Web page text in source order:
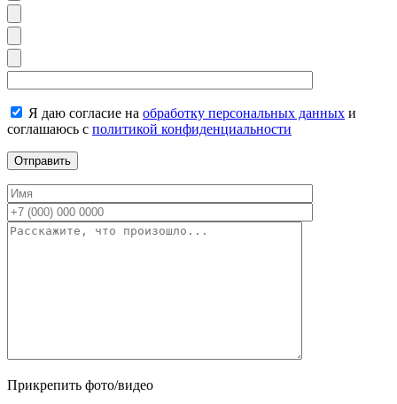
Я даю согласие на обработку персональных данных и
соглашаюсь с политикой конфиденциальности
Прикрепить фото/видео